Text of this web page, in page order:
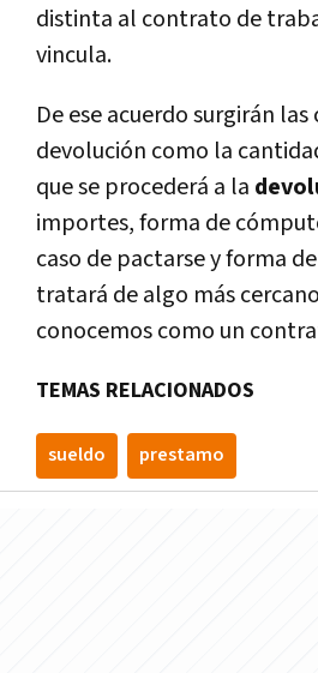
distinta al contrato de
vincula.
De ese acuerdo surgirán
devolución como la
que se procederá a la
importes, forma de
caso de pactarse y forma
tratará de algo más
conocemos como un
TEMAS RELACIONADOS
sueldo prestamo